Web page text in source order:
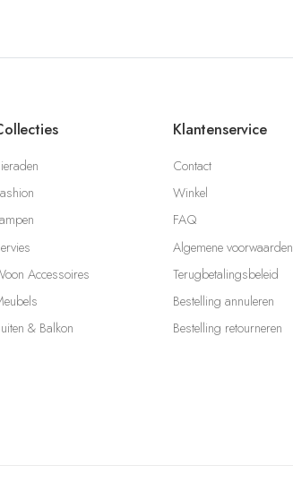
Accessoires
& Balkon
Klantenservice
Contact
Winkel
FAQ
Algemene voorwaarden
Terugbetalingsbeleid
Bestelling annuleren
Bestelling retourneren